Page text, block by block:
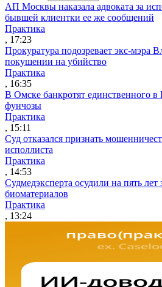
АП Москвы наказала адвоката за
бывшей клиентки ее же сообщений
Практика
, 17:23
Прокуратура подозревает экс-мэра
покушении на убийство
Практика
, 16:35
В Омске банкротят единственного
фунчозы
Практика
, 15:11
Суд отказался признать
исполлиста
Практика
, 14:53
Судмедэксперта осудили на пять лет
биоматериалов
Практика
, 13:24